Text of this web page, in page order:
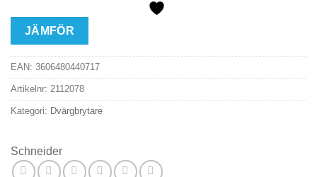
JÄMFÖR
EAN: 3606480440717
Artikelnr: 2112078
Kategori: Dvärgbrytare
Schneider